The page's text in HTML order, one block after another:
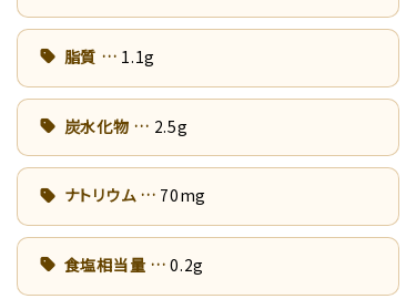
脂質 1.1g
炭水化物 2.5g
ナトリウム 70mg
食塩相当量 0.2g